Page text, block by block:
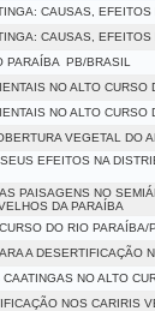
CAUSAS,
CAUSAS,
 PB/BRASIL
NO ALTO CURSO
NO ALTO CURSO
VEGETAL DO
EFEITOS NA
PAISAGENS NO
DA PARAÍBA
DO RIO PARAÍBA/
A DESERTIFICAÇÃO
NO ALTO
NOS CARIRIS